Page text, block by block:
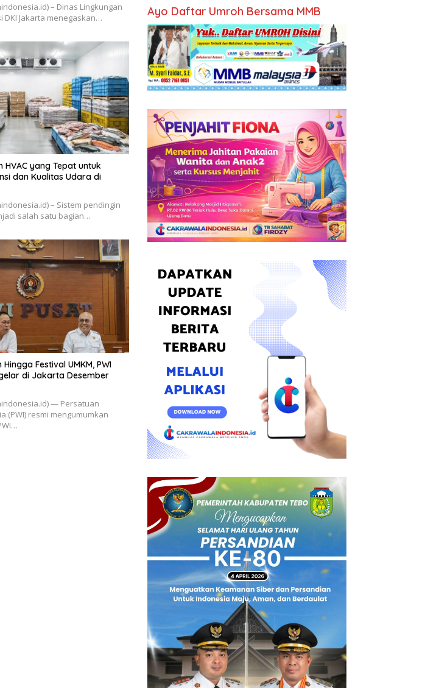
– Dinas Lingkungan
DKI Jakarta menegaskan…
HVAC yang Tepat untuk
dan Kualitas Udara di
– Sistem pendingin
salah satu bagian…
Festival UMKM, PWI
di Jakarta Desember
— Persatuan
(PWI) resmi mengumumkan
Ayo Daftar Umroh Bersama MMB